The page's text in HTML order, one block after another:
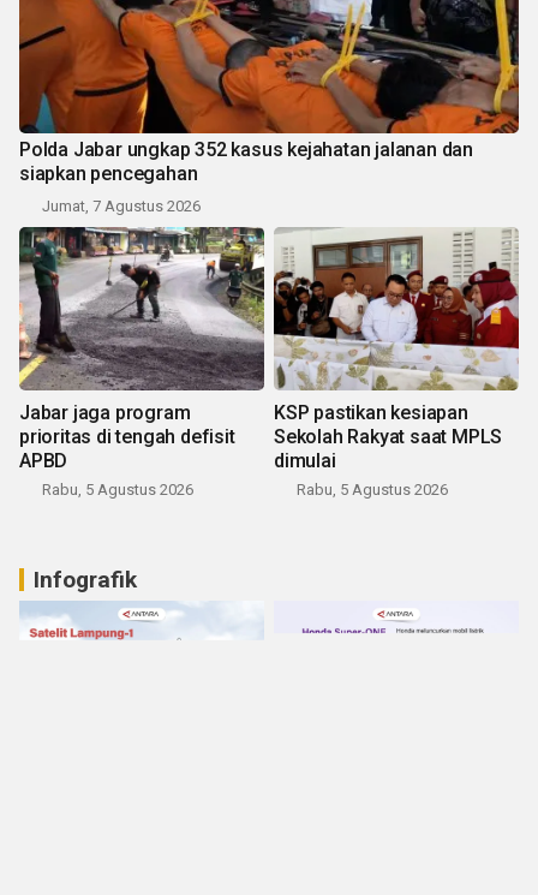
Polda Jabar ungkap 352 kasus kejahatan jalanan dan
siapkan pencegahan
Jumat, 7 Agustus 2026
Jabar jaga program
prioritas di tengah defisit
APBD
Rabu, 5 Agustus 2026
KSP pastikan kesiapan
Sekolah Rakyat saat MPLS
dimulai
Rabu, 5 Agustus 2026
Infografik